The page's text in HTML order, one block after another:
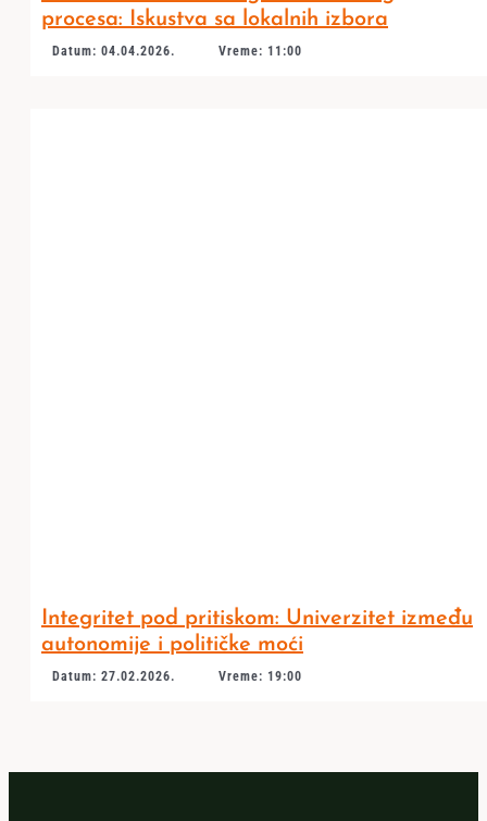
procesa: Iskustva sa lokalnih izbora
Datum: 04.04.2026. Vreme: 11:00
Integritet pod pritiskom: Univerzitet između
autonomije i političke moći
Datum: 27.02.2026. Vreme: 19:00